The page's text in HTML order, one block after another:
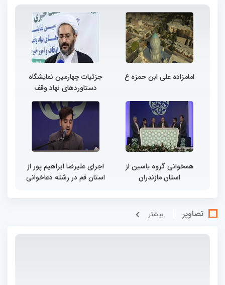
امامزاده علی ابن حمزه ع
جزئیات چهارمین نمایشگاه
دستاوردهای نهاد وقف
همخوانی گروه یاسین از
استان مازندران
اجرای علیرضا ابراهیم پور از
استان قم در رشته دعاخوانی
تصاویر بيشتر